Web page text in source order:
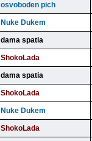
osvoboden pich
Nuke Dukem
dama spatia
ShokoLada
dama spatia
ShokoLada
Nuke Dukem
ShokoLada